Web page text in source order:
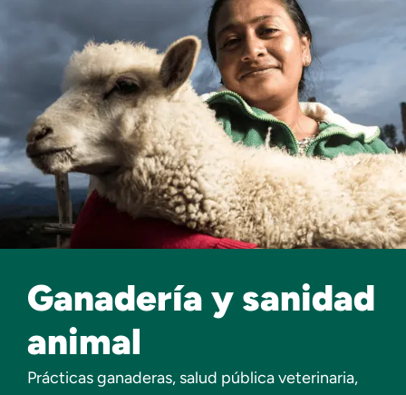
Ganadería y sanidad
animal
Prácticas ganaderas, salud pública veterinaria,